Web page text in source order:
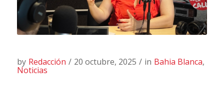
by Redacción / 20 octubre, 2025 / in Bahia Blanca,
Noticias